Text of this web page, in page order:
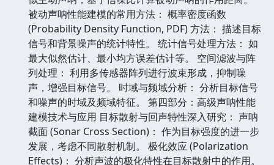
被动声呐性能建模的常用方法： 概率密度函数
(Probability Density Function, PDF) 方法： 描述目标
信号和背景噪声的统计特性。 统计信号处理方法： 如
最大似然估计、最小均方误差估计等。 空间滤波与阵
列处理： 利用多传感器阵列进行波束形成，抑制噪
声，增强目标信号。 时域与频域分析： 分析目标信号
和噪声的时域及频域特征。 第四部分：高级声呐性能
建模技术与应用 目标散射与回声特性深入研究： 声呐
截面 (Sonar Cross Section)： 作为目标强度的进一步
发展，考虑不同散射机制。 极化效应 (Polarization
Effects)： 分析声波的极化特性在目标散射中的作用。